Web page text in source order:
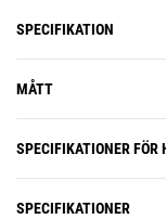
SPECIFIKATION
MÅTT
SPECIFIKATIONER FÖR
SPECIFIKATIONER